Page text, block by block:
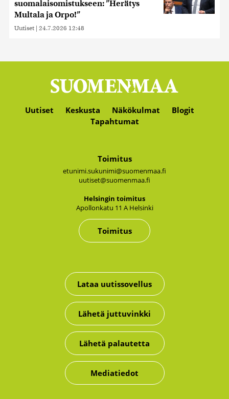
suomalaisomistukseen: ”Herätys
Multala ja Orpo!”
Uutiset | 24.7.2026 12:48
Uutiset Keskusta Näkökulmat
Blogit
Tapahtumat
Toimitus
etunimi.sukunimi@suomenmaa.fi
uutiset@suomenmaa.fi
Hel­sin­gin toi­mi­tus
Apol­lon­ka­tu 11 A Hel­sin­ki
Toimitus
Lataa uutissovellus
Lähetä juttuvinkki
Lähetä palautetta
Mediatiedot